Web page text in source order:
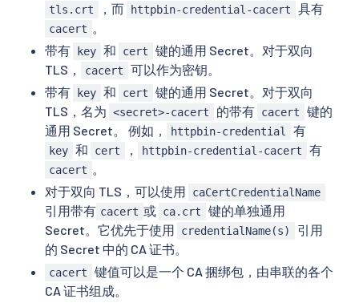
tls.crt ，而 httpbin-credential-cacert 具有
cacert 。
带有
key 和 cert
键的通用 Secret。对于双向
TLS，
cacert
可以作为密钥。
带有
key 和 cert
键的通用 Secret。对于双向
TLS，名为 <secret>-cacert 的带有 cacert
键的
通用 Secret。 例如，
httpbin-credential 有
key 和 cert ， httpbin-credential-cacert 有
cacert 。
对于双向 TLS，可以使用
caCertCredentialName
引用带有 cacert 或 ca.crt
键的单独通用
Secret。它优先于使用
credentialName(s)
引用
的 Secret 中的 CA 证书。
cacert
键值可以是一个 CA 捆绑包，由串联的各个
CA 证书组成。